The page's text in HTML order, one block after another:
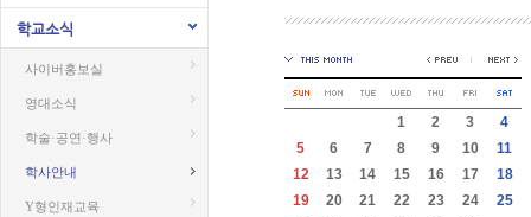
학교소식
사이버홍보실
영대소식
학술·공연·행사
학사안내
Y형인재교육
1 2 3
4
5
6 7 8 9 10
11
12
13 14 15 16 17
18
19
20 21 22 23 24
25